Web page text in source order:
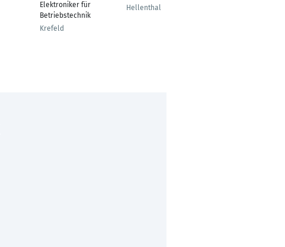
Elektroniker für
Betriebstechnik
Krefeld
Hellenthal